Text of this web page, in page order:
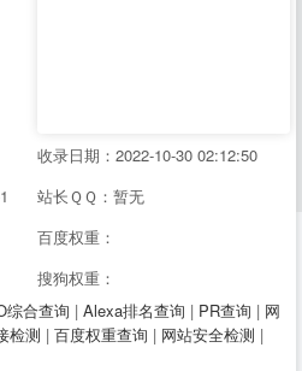
收录日期：2022-10-30 02:12:50
站长ＱＱ：暂无
百度权重：
搜狗权重：
综合查询 | Alexa排名查询 | PR查询 | 网
检测 | 百度权重查询 | 网站安全检测 |